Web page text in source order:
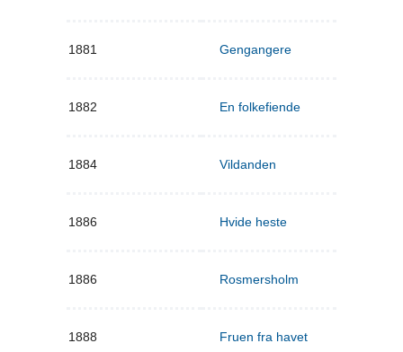
1881 Gengangere
1882 En folkefiende
1884 Vildanden
1886 Hvide heste
1886 Rosmersholm
1888 Fruen fra havet